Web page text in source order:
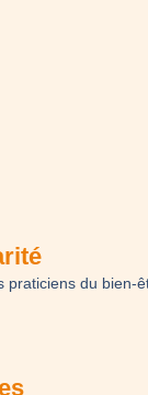
praticiens du bien-